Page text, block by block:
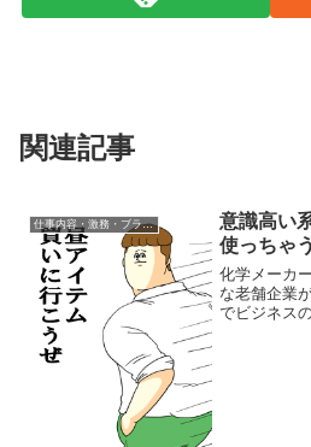
関連記事
仕事内容・激務・ブラック度
意識高い
使っちゃ
化学メーカ
な老舗企業
でビジネス